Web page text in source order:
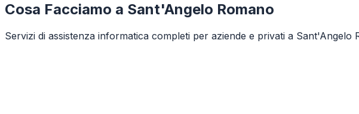
Cosa Facciamo a Sant'Angelo Romano
Servizi di assistenza informatica completi per aziende e privati a Sant'Angelo